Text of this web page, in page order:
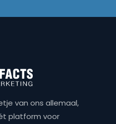
van ons allemaal,
platform voor